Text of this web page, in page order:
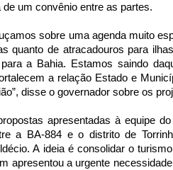
de um convênio entre as partes.
sobre uma agenda muito
quanto de atracadouros para
a Bahia. Estamos saindo
a relação Estado e
disse o governador sobre os
apresentadas à equipe
a BA-884 e o distrito de
A ideia é consolidar o
apresentou a urgente